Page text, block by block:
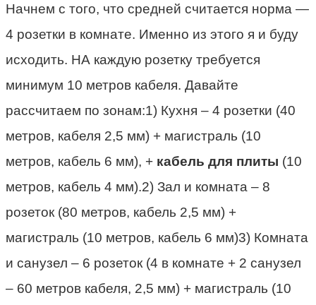
Начнем с того, что средней считается норма —
4 розетки в комнате. Именно из этого я и буду
исходить. НА каждую розетку требуется
минимум 10 метров кабеля. Давайте
рассчитаем по зонам:1) Кухня – 4 розетки (40
метров, кабеля 2,5 мм) + магистраль (10
метров, кабель 6 мм), + кабель для плиты (10
метров, кабель 4 мм).2) Зал и комната – 8
розеток (80 метров, кабель 2,5 мм) +
магистраль (10 метров, кабель 6 мм)3) Комната
и санузел – 6 розеток (4 в комнате + 2 санузел
– 60 метров кабеля, 2,5 мм) + магистраль (10